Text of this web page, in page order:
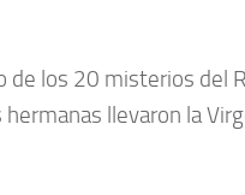
de los 20 misterios del
llevaron la